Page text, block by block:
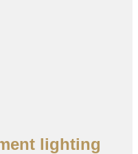
lighting